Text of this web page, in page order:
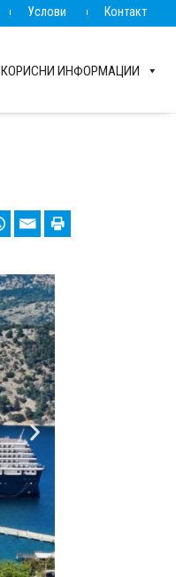
Услови Контакт
КОРИСНИ ИНФОРМАЦИИ